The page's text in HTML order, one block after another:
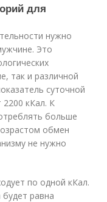
для
нужно
Это
так и различной
суточной
2200 кКал. К
больше
обмен
не нужно
по одной кКал.
равна